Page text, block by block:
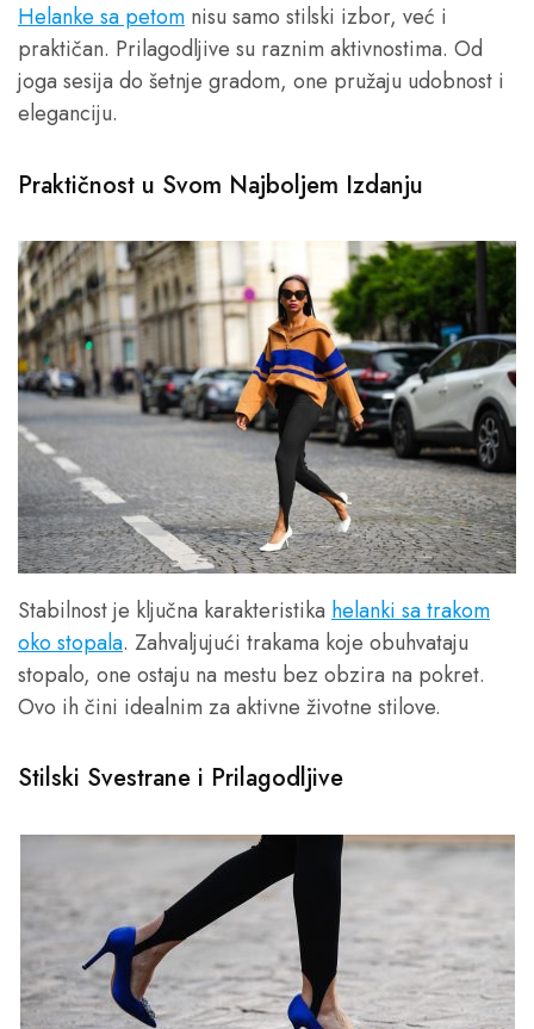
Helanke sa petom nisu samo stilski izbor, već i
praktičan. Prilagodljive su raznim aktivnostima. Od
joga sesija do šetnje gradom, one pružaju udobnost i
eleganciju.
Praktičnost u Svom Najboljem Izdanju
Stabilnost je ključna karakteristika helanki sa trakom
oko stopala. Zahvaljujući trakama koje obuhvataju
stopalo, one ostaju na mestu bez obzira na pokret.
Ovo ih čini idealnim za aktivne životne stilove.
Stilski Svestrane i Prilagodljive